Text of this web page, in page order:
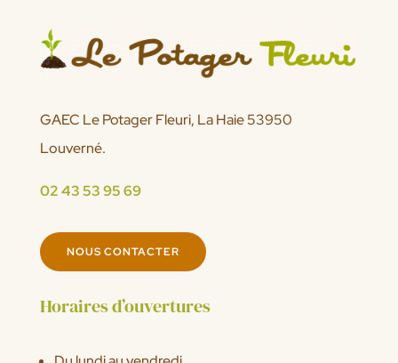
GAEC Le Potager Fleuri, La Haie 53950
Louverné.
02 43 53 95 69
NOUS CONTACTER
Horaires d’ouvertures